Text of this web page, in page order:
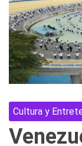
Cultura y